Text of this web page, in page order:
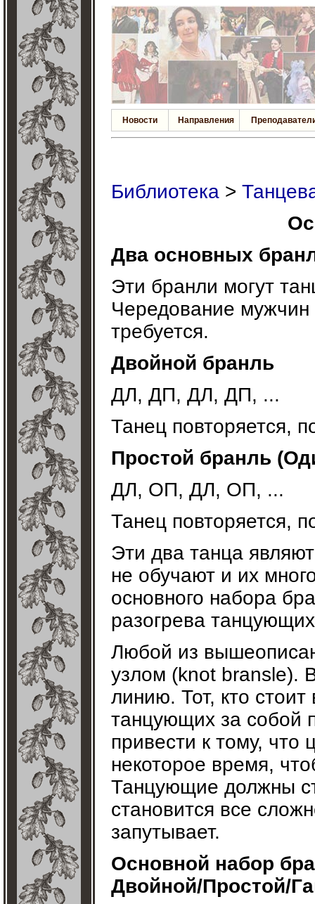
Новости Направления
Библиотека >
Два основных
Эти бранли могут
Чередование
требуется.
Двойной бранль
ДЛ, ДП, ДЛ, ДП, ...
Танец повторяется,
Простой бранль
ДЛ, ОП, ДЛ, ОП, ...
Танец повторяется,
Эти два танца
не обучают и их
основного набора
разогрева
Любой из
узлом (knot bransle).
линию. Тот, кто
танцующих за собой
привести к тому, что
некоторое время,
Танцующие должны
становится все
запутывает.
Основной набор
Двойной/Простой/